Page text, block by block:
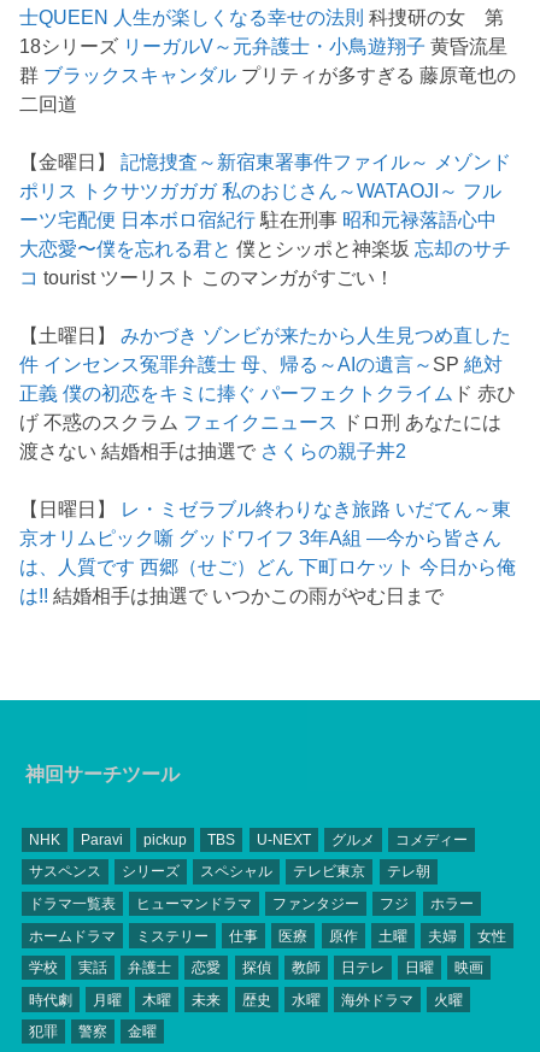
士QUEEN 人生が楽しくなる幸せの法則 科捜研の女 第
18シリーズ リーガルV～元弁護士・小鳥遊翔子 黄昏流星
群 ブラックスキャンダル プリティが多すぎる 藤原竜也の
二回道
【金曜日】記憶捜査～新宿東署事件ファイル～
メゾンド
ポリス
トクサツガガガ 私のおじさん～WATAOJI～ フル
ーツ宅配便 日本ボロ宿紀行 駐在刑事 昭和元禄落語心中
大恋愛〜僕を忘れる君と 僕とシッポと神楽坂忘却のサチ
コ tourist ツーリスト このマンガがすごい！
【土曜日】みかづき ゾンビが来たから人生見つめ直した
件 インセンス冤罪弁護士 母、帰る～AIの遺言～ SP絶対
正義 僕の初恋をキミに捧ぐ パーフェクトクライム ド 赤ひ
げ 不惑のスクラム フェイクニュース
ドロ刑 あなたには
渡さない 結婚相手は抽選で さくらの親子丼2
【日曜日】 レ・ミゼラブル終わりなき旅路 いだてん～東
京オリムピック噺 グッドワイフ 3年A組 ―今から皆さん
は、人質です 西郷（せご）どん 下町ロケット 今日から俺
は!! 結婚相手は抽選で いつかこの雨がやむ日まで
神回サーチツール
NHK Paravi pickup TBS U-NEXT グルメ
コメディー
サスペンス
シリーズ スペシャル テレビ東京
テレ朝
ドラマ一覧表
ヒューマンドラマ ファンタジー フジ
ホラー
ホームドラマ
ミステリー 仕事 医療 原作 土曜 夫婦
女性
学校
実話 弁護士 恋愛 探偵 教師 日テレ 日曜
映画
時代劇
月曜 木曜 未来 歴史 水曜 海外ドラマ
火曜
犯罪
警察 金曜